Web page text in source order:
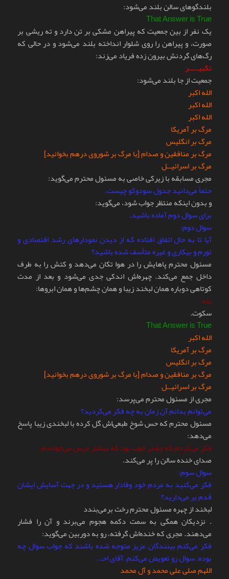
بلندگو‌های سالن بلند می‌شود:
That Answer is True
یک نفر از بین جمعیت که پیراهن مشکی بر تن دارد و ته ریشی بر
صورت، و پیراهن را روی شلوار انداخته بلند می‌شود و در حالی که
رگ‌های گردنش بیرون زده فریاد می‌زند:
تکبیـــــر
جمعیت از جا بلند می‌شود:
الله اکبر
الله اکبر
الله اکبر
مرگ بر آمریکا
مرگ بر انگلیس
مرگ بر منافقین و صدام [با مرگ بر شوروی در‌هم بخوانید]
مرگ بر اسرائیــل
مجری مسابقه با زیرکی خاصی به مسئول محترم می‌گوید:
حتماً می‌دانید جدول سودوکو چیست.
و بدون اینکه منتظر جواب شود، می‌گوید:
برای سوال دوم آماده باشید.
سوال دوم:
آیا تا به حال اتفاق افتاده که از دیدن نمودارهای رشد اقتصادی و
تورم و بیکاری و غیره متأسف شده باشید؟
مسئول محترم پاهایش را در هوا تکان می‌دهد و کتش را به طرف
داخل جمع می‌کند. چهره‌اش اندکی جدی می‌شود و بعد از مدت
کوتاهی دوباره همان لبخند زیبا و همان چشم‌ها و همان ابرو‌ها:
بله
سکوت.
That Answer is True
الله اکبر
مرگ بر آمریکا
مرگ بر انگلیس
مرگ بر منافقین و صدام [با مرگ بر شوروی در‌هم بخوانید]
مرگ بر اسرائیــل
مجری از مسئول محترم می‌پرسد:
می‌توانم بدانم آن زمان به چه فکر می‌کردید؟
مسئول محترم که حس شوخ طبعی‌اش گل کرده با لبخندی زیبا پاسخ
می‌دهد:
فکر می‌کردم که چقدر خوب بود که بیشتر درس می‌خواندم.
صدای خنده سالن را پر می‌کند.
سوال سوم:
فکر می‌کنید به مردم خود وفادار هستید و در جهت آسایش ایشان
قدم بر می‌دارید؟
لبخند از چهره مسئول محترم رخت برمی‌بندد
. نزدیکان همگی به سمت دکمه هجوم می‌برند و آن را فشار
می‌دهند. مجری که خنده‌اش گرفته، رو به دوربین می‌گوید:
فکر می‌کنم بینندگان عزیز متوجه شده باشند که جواب سوال چه
بوده. سوال رو تعویض می‌کنم. آقای احـ…
اللهم صلی علی محمد و آل محمد